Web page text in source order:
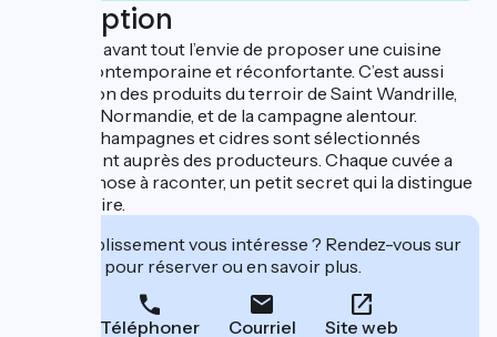
Description
Skáli, c’est avant tout l’envie de proposer une cuisine
maison, contemporaine et réconfortante. C’est aussi
l’expression des produits du terroir de Saint Wandrille,
en Haute-Normandie, et de la campagne alentour.
Les vins, champagnes et cidres sont sélectionnés
directement auprès des producteurs. Chaque cuvée a
quelque chose à raconter, un petit secret qui la distingue
de l’ordinaire.
Cet établissement vous intéresse ? Rendez-vous sur
leur site pour réserver ou en savoir plus.
Téléphoner Courriel Site web